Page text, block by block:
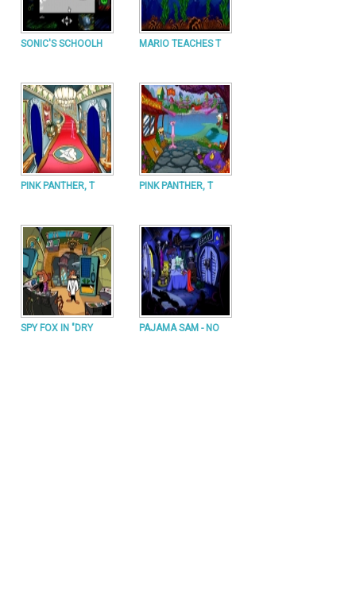
SONIC'S SCHOOLH MARIO TEACHES T
PINK PANTHER, T PINK PANTHER, T
SPY FOX IN "DRY PAJAMA SAM - NO